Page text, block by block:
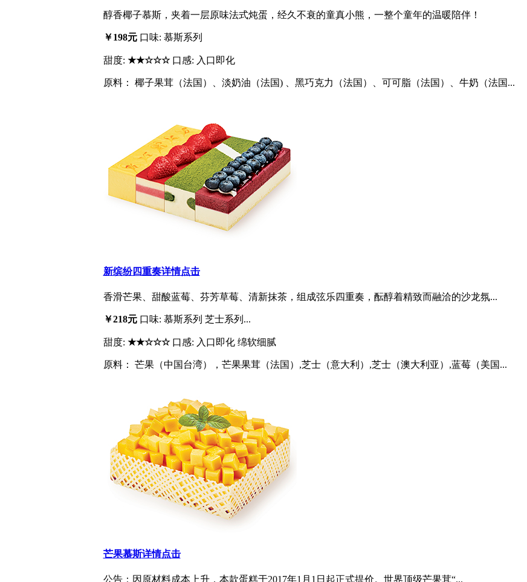
醇香椰子慕斯，夹着一层原味法式炖蛋，经久不衰的童真小熊，一整个童年的温暖陪伴！
￥198元 口味: 慕斯系列
甜度: ★★☆☆☆ 口感: 入口即化
原料： 椰子果茸（法国）、淡奶油（法国) 、黑巧克力（法国）、可可脂（法国）、牛奶（法国...
新缤纷四重奏详情点击
香滑芒果、甜酸蓝莓、芬芳草莓、清新抹茶，组成弦乐四重奏，酝醇着精致而融洽的沙龙氛...
￥218元 口味: 慕斯系列 芝士系列...
甜度: ★★☆☆☆ 口感: 入口即化 绵软细腻
原料： 芒果（中国台湾），芒果果茸（法国）,芝士（意大利）,芝士（澳大利亚）,蓝莓（美国...
芒果慕斯详情点击
公告：因原材料成本上升，本款蛋糕于2017年1月1日起正式提价。世界顶级芒果茸“...